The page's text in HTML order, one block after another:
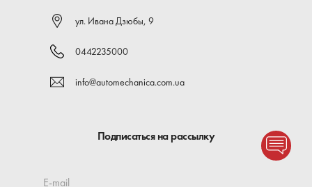
ул. Ивана Дзюбы, 9
0442235000
info@automechanica.com.ua
Подписаться на рассылку
E-mail